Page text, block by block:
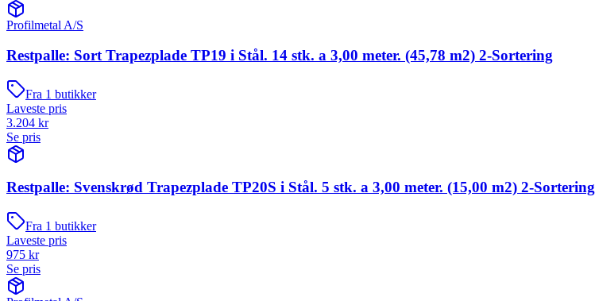
Profilmetal A/S
Restpalle: Sort Trapezplade TP19 i Stål. 14 stk. a 3,00 meter. (45,78 m2) 2-Sortering
Fra 1 butikker
Laveste pris
3.204 kr
Se pris
Restpalle: Svenskrød Trapezplade TP20S i Stål. 5 stk. a 3,00 meter. (15,00 m2) 2-Sortering
Fra 1 butikker
Laveste pris
975 kr
Se pris